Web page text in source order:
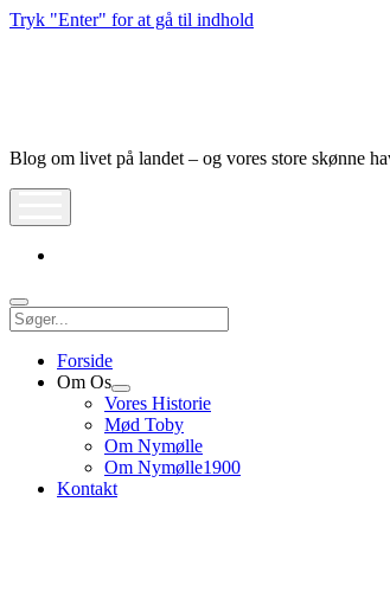
Tryk "Enter" for at gå til indhold
Blog om livet på landet – og vores store skønne
Søg
Forside
Om Os
Åbn
dropdown
meny
Vores Historie
Mød Toby
Om Nymølle
Om Nymølle1900
Kontakt